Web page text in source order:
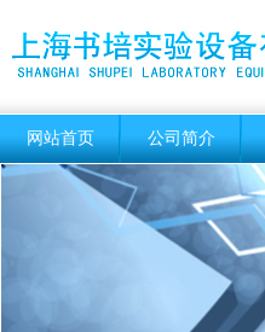
网站首页 公司简介